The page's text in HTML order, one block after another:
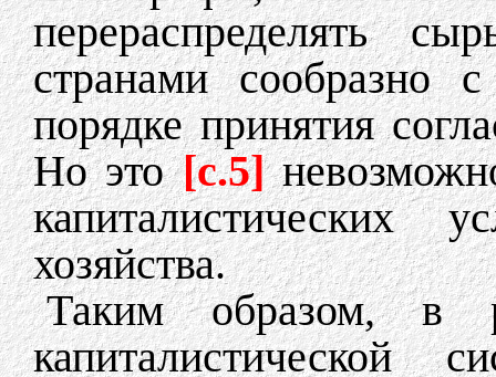
перераспределять
странами сообразно
порядке принятия
Но это[c.5]
капиталистических
хозяйства.
Таким образом, в
капиталистической